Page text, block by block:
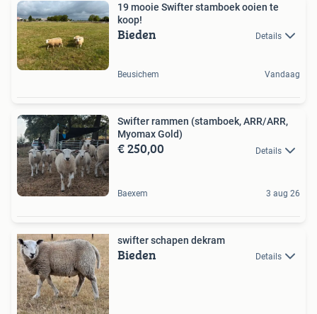
19 mooie Swifter stamboek ooien te
koop!
Bieden Details
Beusichem Vandaag
Swifter rammen (stamboek, ARR/ARR,
Myomax Gold)
€ 250,00 Details
Baexem 3 aug 26
swifter schapen dekram
Bieden Details